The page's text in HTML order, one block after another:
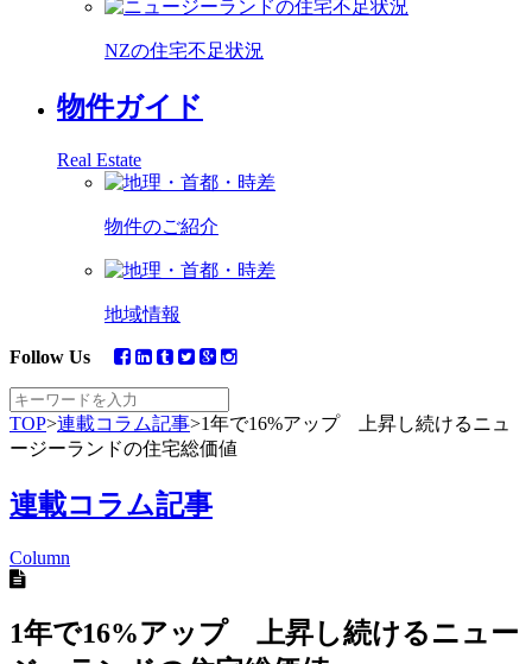
NZの住宅不足状況
物件ガイド
Real Estate
物件のご紹介
地域情報
Follow Us
TOP>連載コラム記事>1年で16%アップ 上昇し続けるニュ
ージーランドの住宅総価値
連載コラム記事
Column
1年で16%アップ 上昇し続けるニュー